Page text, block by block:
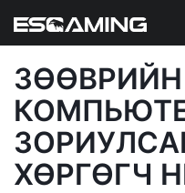
ЗӨӨВРИЙН
ХӨРГӨГЧ